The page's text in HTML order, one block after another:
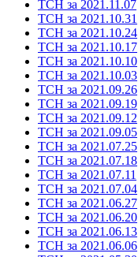
ТСН за 2021.11.07
ТСН за 2021.10.31
ТСН за 2021.10.24
ТСН за 2021.10.17
ТСН за 2021.10.10
ТСН за 2021.10.03
ТСН за 2021.09.26
ТСН за 2021.09.19
ТСН за 2021.09.12
ТСН за 2021.09.05
ТСН за 2021.07.25
ТСН за 2021.07.18
ТСН за 2021.07.11
ТСН за 2021.07.04
ТСН за 2021.06.27
ТСН за 2021.06.20
ТСН за 2021.06.13
ТСН за 2021.06.06